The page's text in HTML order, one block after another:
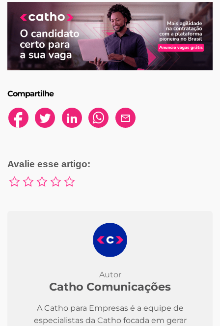
Compartilhe
Avalie esse artigo:
Autor
Catho Comunicações
A Catho para Empresas é a equipe de
especialistas da Catho focada em gerar